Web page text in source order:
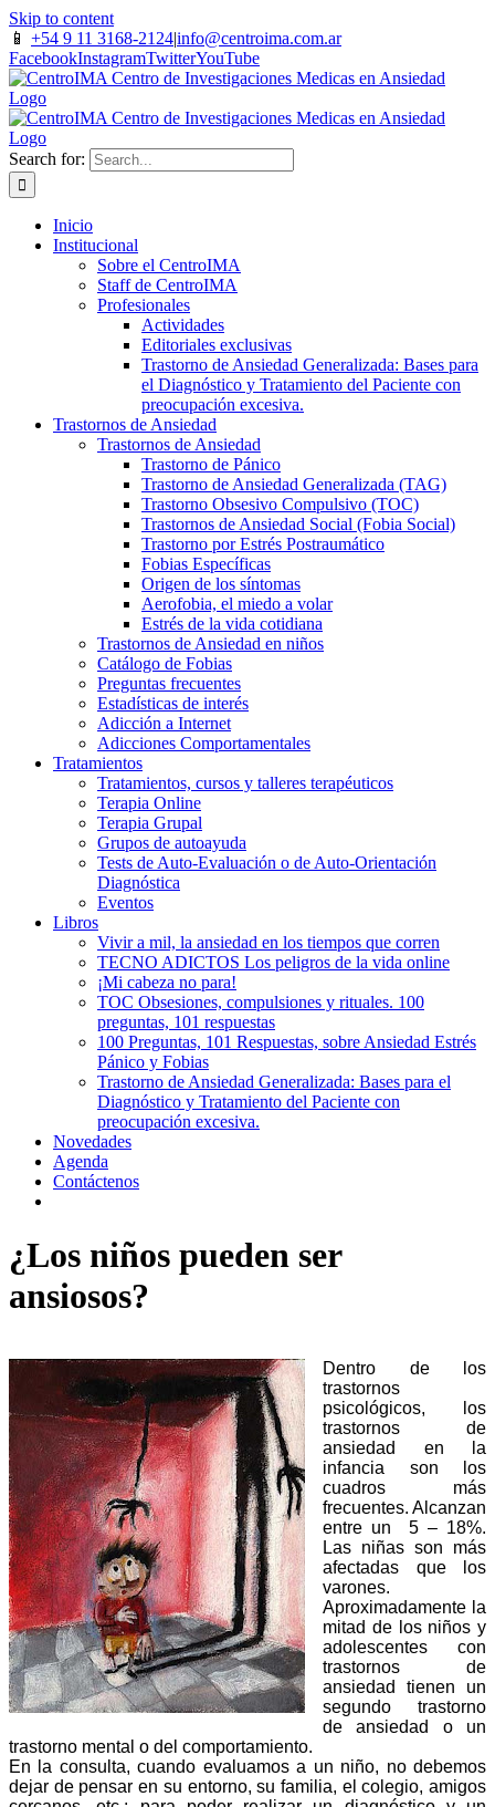
Skip to content
📱 +54 9 11 3168-2124|info@centroima.com.ar
FacebookInstagramTwitterYouTube
Search for:
Inicio
Institucional
Sobre el CentroIMA
Staff de CentroIMA
Profesionales
Actividades
Editoriales exclusivas
Trastorno de Ansiedad Generalizada: Bases para
el Diagnóstico y Tratamiento del Paciente con
preocupación excesiva.
Trastornos de Ansiedad
Trastornos de Ansiedad
Trastorno de Pánico
Trastorno de Ansiedad Generalizada (TAG)
Trastorno Obsesivo Compulsivo (TOC)
Trastornos de Ansiedad Social (Fobia Social)
Trastorno por Estrés Postraumático
Fobias Específicas
Origen de los síntomas
Aerofobia, el miedo a volar
Estrés de la vida cotidiana
Trastornos de Ansiedad en niños
Catálogo de Fobias
Preguntas frecuentes
Estadísticas de interés
Adicción a Internet
Adicciones Comportamentales
Tratamientos
Tratamientos, cursos y talleres terapéuticos
Terapia Online
Terapia Grupal
Grupos de autoayuda
Tests de Auto-Evaluación o de Auto-Orientación
Diagnóstica
Eventos
Libros
Vivir a mil, la ansiedad en los tiempos que corren
TECNO ADICTOS Los peligros de la vida online
¡Mi cabeza no para!
TOC Obsesiones, compulsiones y rituales. 100
preguntas, 101 respuestas
100 Preguntas, 101 Respuestas, sobre Ansiedad Estrés
Pánico y Fobias
Trastorno de Ansiedad Generalizada: Bases para el
Diagnóstico y Tratamiento del Paciente con
preocupación excesiva.
Novedades
Agenda
Contáctenos
¿Los niños pueden ser
ansiosos?
Dentro de los
trastornos
psicológicos, los
trastornos de
ansiedad en la
infancia son los
cuadros más
frecuentes. Alcanzan
entre un
5 – 18%.
Las niñas son más
afectadas que los
varones.
Aproximadamente la
mitad de los niños y
adolescentes con
trastornos de
ansiedad tienen un
segundo trastorno
de ansiedad o un
trastorno mental o del comportamiento.
En la consulta, cuando evaluamos a un niño, no debemos
dejar de pensar en su entorno, su familia, el colegio, amigos